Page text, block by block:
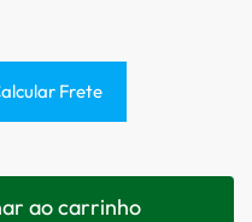
Frete
ao carrinho